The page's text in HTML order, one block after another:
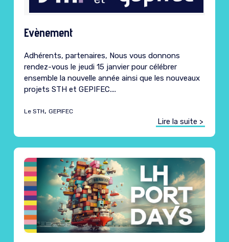
Evènement
Adhérents, partenaires, Nous vous donnons
rendez-vous le jeudi 15 janvier pour célébrer
ensemble la nouvelle année ainsi que les nouveaux
projets STH et GEPIFEC....
Le STH, GEPIFEC
Lire la suite >